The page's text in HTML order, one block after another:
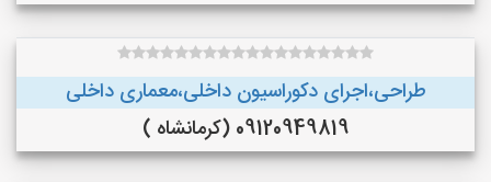
طراحی،اجرای دکوراسیون داخلی،معماری داخلی
09120949819 (کرمانشاه )